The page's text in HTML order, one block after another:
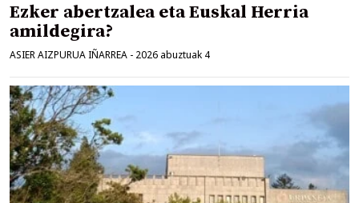
Ezker abertzalea eta Euskal Herria
amildegira?
ASIER AIZPURUA IÑARREA - 2026 abuztuak 4